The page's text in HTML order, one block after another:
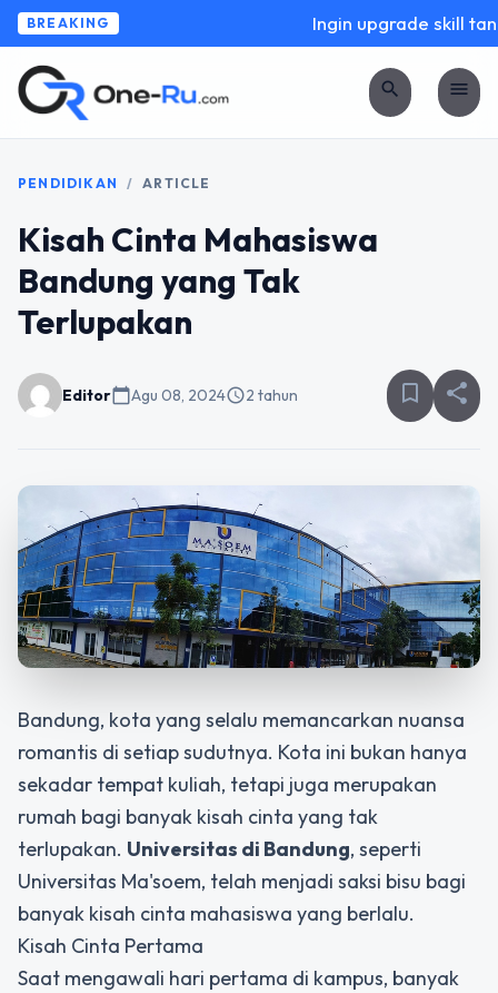
BREAKING Ingin upgrade skill
search menu
PENDIDIKAN / ARTICLE
Kisah Cinta Mahasiswa
Bandung yang Tak
Terlupakan
Editorcalendar_todayAgu 08, 2024schedule2 tahun bookmark_border share
Bandung, kota yang selalu memancarkan nuansa
romantis di setiap sudutnya. Kota ini bukan hanya
sekadar tempat kuliah, tetapi juga merupakan
rumah bagi banyak kisah cinta yang tak
terlupakan. Universitas di Bandung, seperti
Universitas Ma'soem, telah menjadi saksi bisu bagi
banyak kisah cinta mahasiswa yang berlalu.
Kisah Cinta Pertama
Saat mengawali hari pertama di kampus, banyak